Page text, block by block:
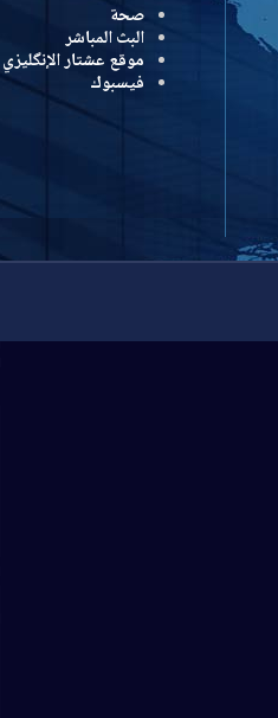
صحة
البث المباشر
موقع عشتار الإنگليزي
فيسبوك